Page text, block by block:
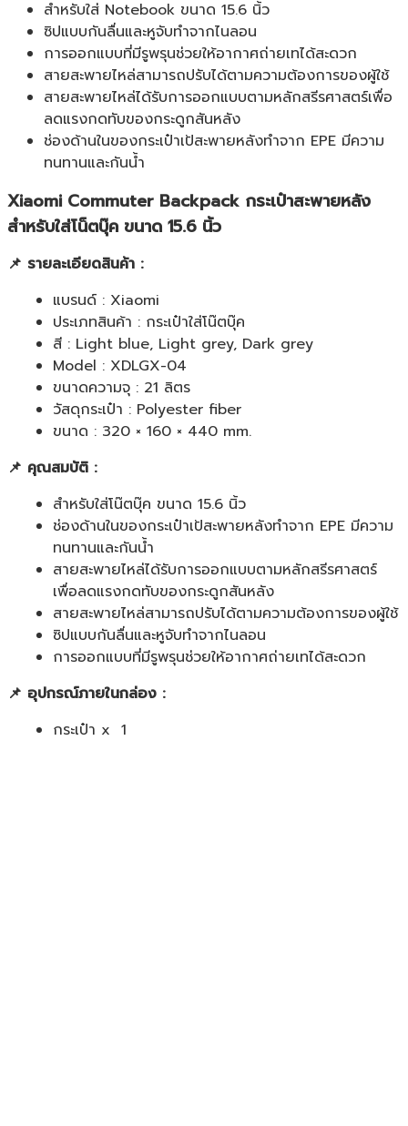
สำหรับใส่ Notebook ขนาด 15.6 นิ้ว
ซิปแบบกันลื่นและหูจับทำจากไนลอน
การออกแบบที่มีรูพรุนช่วยให้อากาศถ่ายเทได้สะดวก
สายสะพายไหล่สามารถปรับได้ตามความต้องการของผู้ใช้
สายสะพายไหล่ได้รับการออกแบบตามหลักสรีรศาสตร์เพื่อ
ลดแรงกดทับของกระดูกสันหลัง
ช่องด้านในของกระเป๋าเป้สะพายหลังทำจาก EPE มีความ
ทนทานและกันน้ำ
Xiaomi Commuter Backpack กระเป๋าสะพายหลัง
สำหรับใส่โน็ตบุ๊ค ขนาด 15.6 นิ้ว
📌 รายละเอียดสินค้า :
แบรนด์ : Xiaomi
ประเภทสินค้า : กระเป๋าใส่โน๊ตบุ๊ค
สี : Light blue, Light grey, Dark grey
Model : XDLGX-04
ขนาดความจุ : 21 ลิตร
วัสดุกระเป๋า : Polyester fiber
ขนาด : 320 × 160 × 440 mm.
📌 คุณสมบัติ :
สำหรับใส่โน๊ตบุ๊ค ขนาด 15.6 นิ้ว
ช่องด้านในของกระเป๋าเป้สะพายหลังทำจาก EPE มีความ
ทนทานและกันน้ำ
สายสะพายไหล่ได้รับการออกแบบตามหลักสรีรศาสตร์
เพื่อลดแรงกดทับของกระดูกสันหลัง
สายสะพายไหล่สามารถปรับได้ตามความต้องการของผู้ใช้
ซิปแบบกันลื่นและหูจับทำจากไนลอน
การออกแบบที่มีรูพรุนช่วยให้อากาศถ่ายเทได้สะดวก
📌 อุปกรณ์ภายในกล่อง :
กระเป๋า x 1